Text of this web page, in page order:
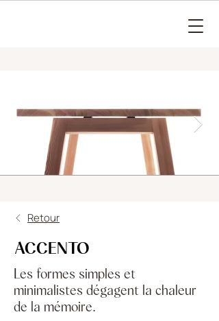
Retour
ACCENTO
Les formes simples et
minimalistes dégagent la chaleur
de la mémoire.